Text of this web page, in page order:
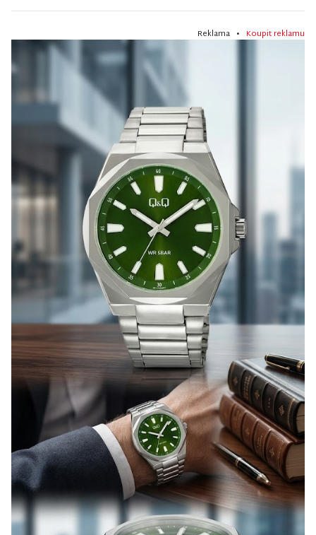
Reklama • Koupit reklamu